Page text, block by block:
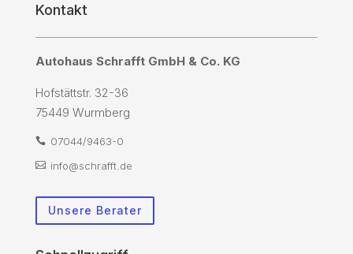
Kontakt
Autohaus Schrafft GmbH & Co. KG
Hofstättstr. 32-36
75449 Wurmberg
 07044/9463-0
 info@schrafft.de
Unsere Berater